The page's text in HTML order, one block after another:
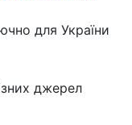
для України
джерел